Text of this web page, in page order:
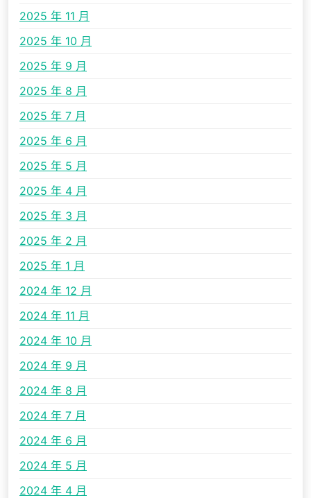
2025 年 11 月
2025 年 10 月
2025 年 9 月
2025 年 8 月
2025 年 7 月
2025 年 6 月
2025 年 5 月
2025 年 4 月
2025 年 3 月
2025 年 2 月
2025 年 1 月
2024 年 12 月
2024 年 11 月
2024 年 10 月
2024 年 9 月
2024 年 8 月
2024 年 7 月
2024 年 6 月
2024 年 5 月
2024 年 4 月